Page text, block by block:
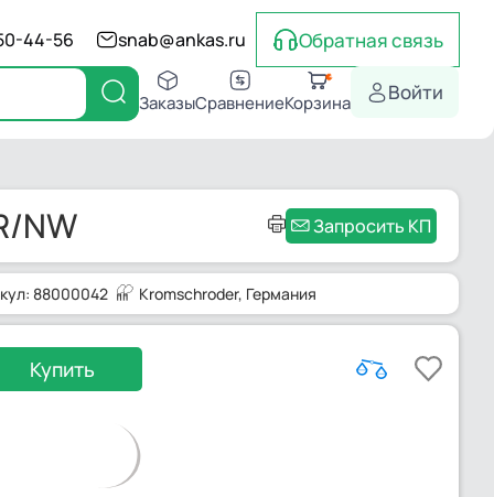
44-56 snab@ankas.ru Обратная связь
ЗаказыСравнениеКорзина Войти
NW Запросить КП
88000042 Kromschroder, Германия
Купить